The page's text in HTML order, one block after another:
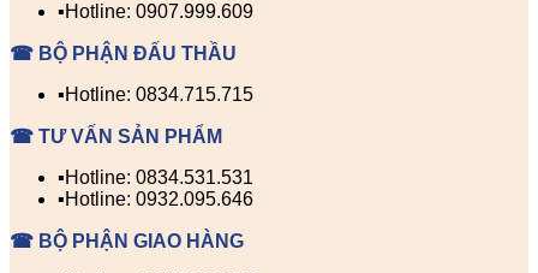
▪️Hotline: 0907.999.609
☎ BỘ PHẬN ĐẤU THẦU
▪️Hotline: 0834.715.715
☎ TƯ VẤN SẢN PHẨM
▪️Hotline: 0834.531.531
▪️Hotline: 0932.095.646
☎ BỘ PHẬN GIAO HÀNG